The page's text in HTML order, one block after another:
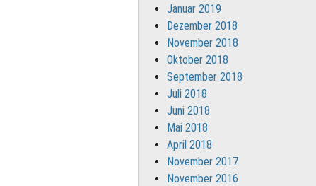
Januar 2019
Dezember 2018
November 2018
Oktober 2018
September 2018
Juli 2018
Juni 2018
Mai 2018
April 2018
November 2017
November 2016